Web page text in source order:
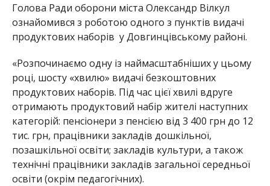
Голова Ради оборони міста Олександр Вілкул
ознайомився з роботою одного з пунктів видачі
продуктових наборів у Довгинцівському районі.
«Розпочинаємо одну із наймасштабніших у цьому
році, шосту «хвилю» видачі безкоштовних
продуктових наборів. Під час цієї хвилі вдруге
отримають продуктовий набір жителі наступних
категорій: пенсіонери з пенсією від 3 400 грн до 12
тис. грн, працівники закладів дошкільної,
позашкільної освіти; закладів культури, а також
технічні працівники закладів загальної середньої
освіти (окрім педагогічних).